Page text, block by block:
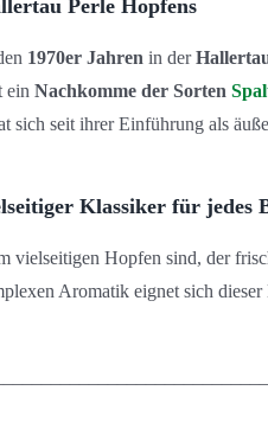
Perle Hopfens
1970er Jahren in der
ein Nachkomme der Sorten
sich seit ihrer Einführung als
Klassiker für jedes
vielseitigen Hopfen sind, der
Aromatik eignet sich